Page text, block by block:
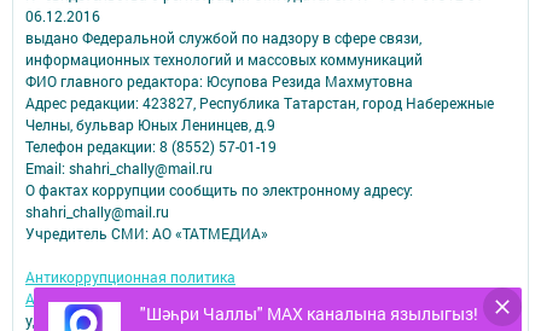
"Шәһри Чаллы" MAX каналына язылыгыз!
06.12.2016
выдано Федеральной службой по надзору в сфере связи,
информационных технологий и массовых коммуникаций
ФИО главного редактора: Юсупова Резида Махмутовна
Адрес редакции: 423827, Республика Татарстан, город Набережные
Челны, бульвар Юных Ленинцев, д.9
Телефон редакции: 8 (8552) 57-01-19
Email: shahri_chally@mail.ru
О фактах коррупции сообщить по электронному адресу:
shahri_chally@mail.ru
Учредитель СМИ: АО «ТАТМЕДИА»
Антикоррупционная политика
АО «ТАТМЕДИА» использует «cookie»
для персонализации сервисов и
удобства пользователей сайтом.